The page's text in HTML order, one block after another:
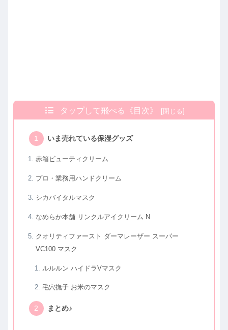
タップして飛べる《目次》
いま売れている保湿グッズ
赤箱ビューティクリーム
プロ・業務用ハンドクリーム
シカバイタルマスク
なめらか本舗 リンクルアイクリーム N
クオリティファースト ダーマレーザー スーパー
VC100 マスク
ルルルン ハイドラVマスク
毛穴撫子 お米のマスク
まとめ♪